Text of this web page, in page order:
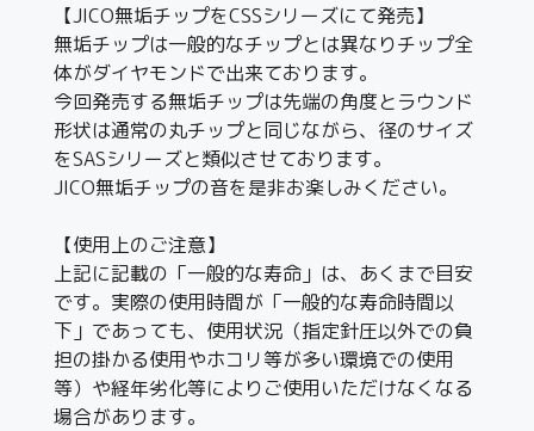
【JICO無垢チップをCSSシリーズにて発売】
無垢チップは一般的なチップとは異なりチップ全
体がダイヤモンドで出来ております。
今回発売する無垢チップは先端の角度とラウンド
形状は通常の丸チップと同じながら、径のサイズ
をSASシリーズと類似させております。
JICO無垢チップの音を是非お楽しみください。
【使用上のご注意】
上記に記載の「一般的な寿命」は、あくまで目安
です。実際の使用時間が「一般的な寿命時間以
下」であっても、使用状況（指定針圧以外での負
担の掛かる使用やホコリ等が多い環境での使用
等）や経年劣化等によりご使用いただけなくなる
場合があります。